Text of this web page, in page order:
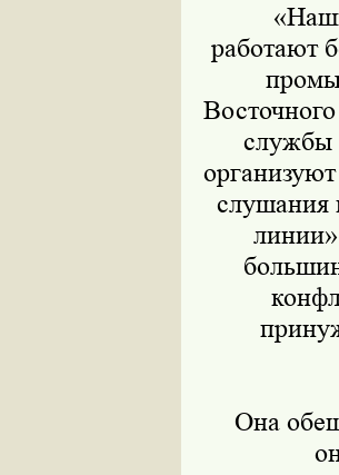
работают
службы
слушания
Она